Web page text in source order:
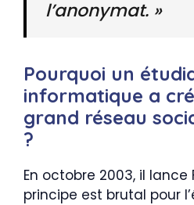
l’anonymat. »
Pourquoi un
informatique a
grand réseau
?
En octobre 2003, il lance
principe est brutal pour